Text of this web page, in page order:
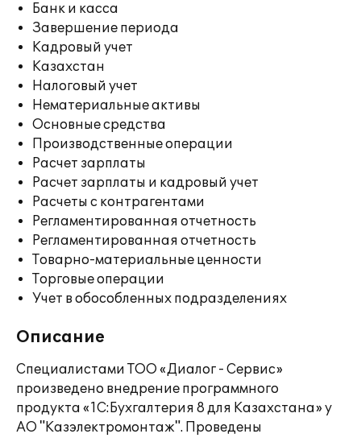
Банк и касса
Завершение периода
Кадровый учет
Казахстан
Налоговый учет
Нематериальные активы
Основные средства
Производственные операции
Расчет зарплаты
Расчет зарплаты и кадровый учет
Расчеты с контрагентами
Регламентированная отчетность
Регламентированная отчетность
Товарно-материальные ценности
Торговые операции
Учет в обособленных подразделениях
Описание
Специалистами ТОО «Диалог - Сервис»
произведено внедрение программного
продукта «1С:Бухгалтерия 8 для Казахстана» у
АО "Казэлектромонтаж". Проведены